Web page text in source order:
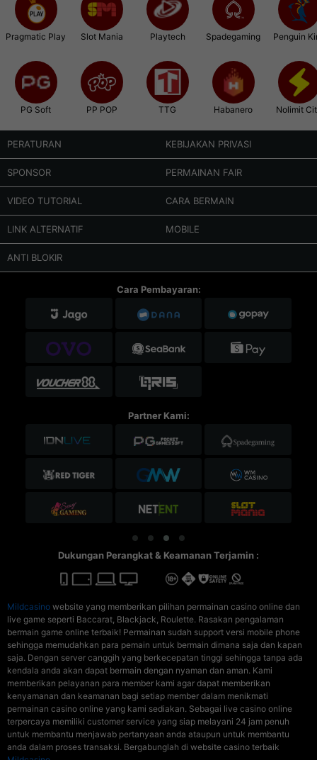
Pragmatic Play
PG Soft
Slot Mania
PP POP
Playtech
TTG
Spadegaming
Habanero
Penguin
Nolimit
PERATURAN KEBIJAKAN PRIVASI
SPONSOR PERMAINAN FAIR
VIDEO TUTORIAL CARA BERMAIN
LINK ALTERNATIF MOBILE
ANTI BLOKIR
Cara Pembayaran:
Partner Kami:
Dukungan Perangkat & Keamanan Terjamin :
Mildcasino website yang memberikan pilihan permainan casino online dan
live game seperti Baccarat, Blackjack, Roulette. Rasakan pengalaman
bermain game online terbaik! Permainan sudah support versi mobile phone
sehingga memudahkan para pemain untuk bermain dimana saja dan kapan
saja. Dengan server canggih yang berkecepatan tinggi sehingga tanpa ada
kendala anda akan dapat bermain dengan nyaman dan aman. Kami
memberikan pelayanan para member kami agar dapat memberikan
kenyamanan dan keamanan bagi setiap member dalam menikmati
permainan casino online yang kami sediakan. Sebagai live casino online
terpercaya memiliki customer service yang siap melayani 24 jam penuh
untuk membantu menjawab pertanyaan anda ataupun untuk membantu
anda dalam proses transaksi. Bergabunglah di website casino terbaik